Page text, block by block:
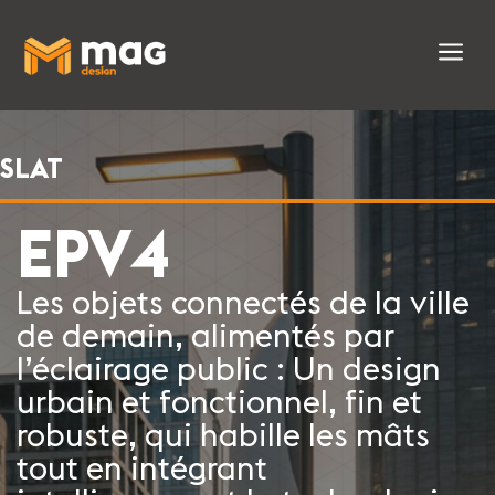
a
SLAT
EPV4
Les objets connectés de la ville
de demain, alimentés par
l’éclairage public : Un design
urbain et fonctionnel, fin et
robuste, qui habille les mâts
tout en intégrant